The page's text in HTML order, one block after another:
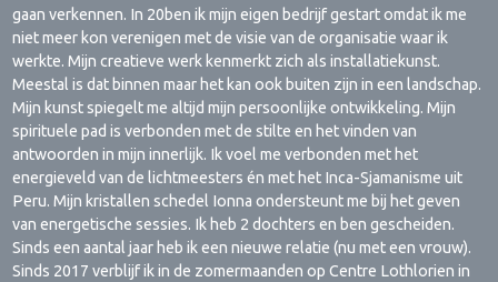
gaan verkennen. In 20ben ik mijn eigen bedrijf gestart omdat ik me
niet meer kon verenigen met de visie van de organisatie waar ik
werkte. Mijn creatieve werk kenmerkt zich als installatiekunst.
Meestal is dat binnen maar het kan ook buiten zijn in een landschap.
Mijn kunst spiegelt me altijd mijn persoonlijke ontwikkeling. Mijn
spirituele pad is verbonden met de stilte en het vinden van
antwoorden in mijn innerlijk. Ik voel me verbonden met het
energieveld van de lichtmeesters én met het Inca-Sjamanisme uit
Peru. Mijn kristallen schedel Ionna ondersteunt me bij het geven
van energetische sessies. Ik heb 2 dochters en ben gescheiden.
Sinds een aantal jaar heb ik een nieuwe relatie (nu met een vrouw).
Sinds 2017 verblijf ik in de zomermaanden op Centre Lothlorien in